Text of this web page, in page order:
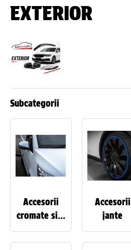
EXTERIOR
Subcategorii
Accesorii
cromate si...
Accesorii
jante